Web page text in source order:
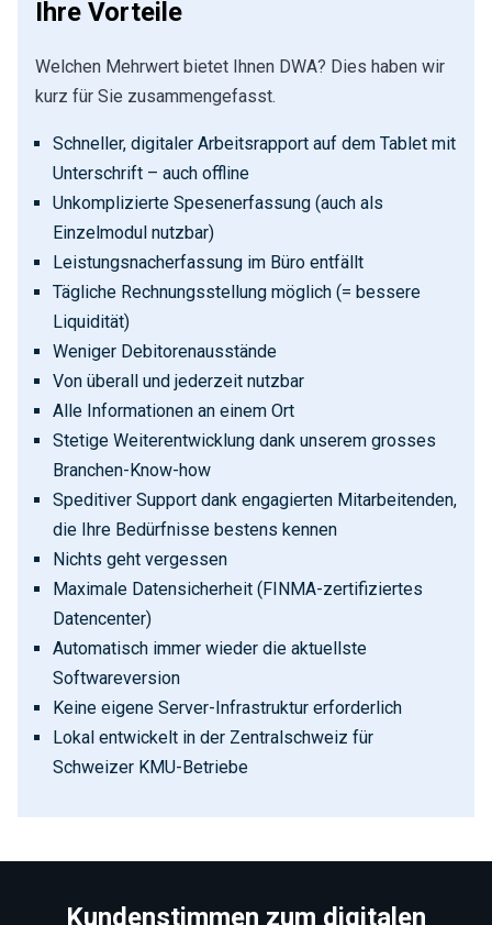
Ihre Vorteile
Welchen Mehrwert bietet Ihnen DWA? Dies haben wir
kurz für Sie zusammengefasst.
Schneller, digitaler Arbeitsrapport auf dem Tablet mit
Unterschrift – auch offline
Unkomplizierte Spesenerfassung (auch als
Einzelmodul nutzbar)
Leistungsnacherfassung im Büro entfällt
Tägliche Rechnungsstellung möglich (= bessere
Liquidität)
Weniger Debitorenausstände
Von überall und jederzeit nutzbar
Alle Informationen an einem Ort
Stetige Weiterentwicklung dank unserem grosses
Branchen-Know-how
Speditiver Support dank engagierten Mitarbeitenden,
die Ihre Bedürfnisse bestens kennen
Nichts geht vergessen
Maximale Datensicherheit (FINMA-zertifiziertes
Datencenter)
Automatisch immer wieder die aktuellste
Softwareversion
Keine eigene Server-Infrastruktur erforderlich
Lokal entwickelt in der Zentralschweiz für
Schweizer KMU-Betriebe
Kundenstimmen zum digitalen